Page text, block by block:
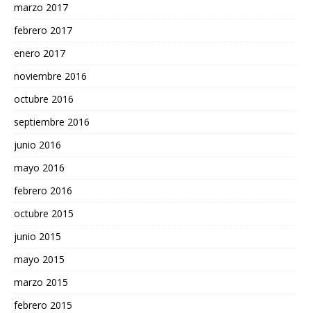
marzo 2017
febrero 2017
enero 2017
noviembre 2016
octubre 2016
septiembre 2016
junio 2016
mayo 2016
febrero 2016
octubre 2015
junio 2015
mayo 2015
marzo 2015
febrero 2015